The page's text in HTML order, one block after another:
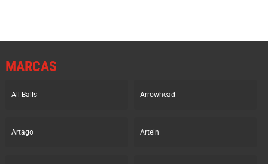
MARCAS
All Balls Arrowhead
Artago Artein